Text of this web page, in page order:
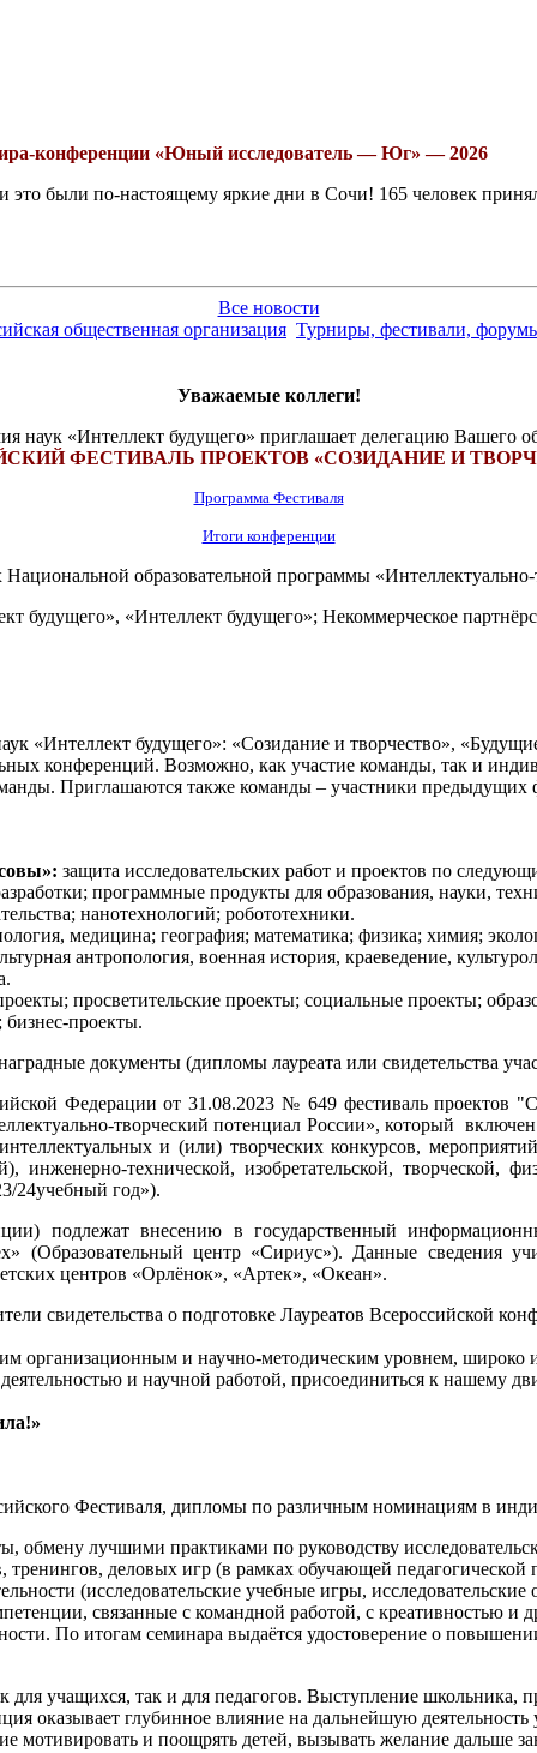
конференции «Юный исследователь — Юг» — 2026
были по-настоящему яркие дни в Сочи! 165 человек
Все новости
общественная организация Турниры, фестивали,
Уважаемые коллеги!
наук «Интеллект будущего» приглашает делегацию Вашего
ФЕСТИВАЛЬ ПРОЕКТОВ «СОЗИДАНИЕ И
Программа Фестиваля
Итоги конференции
образовательной программы
будущего», «Интеллект будущего»; Некоммерческое
«Интеллект будущего»: «Созидание и творчество»,
конференций. Возможно, как участие команды, так и
Приглашаются также команды – участники предыдущих
защита исследовательских работ и проектов по
программные продукты для образования, науки,
нанотехнологий; робототехники.
медицина; география; математика; физика; химия;
антропология, военная история, краеведение,
просветительские проекты; социальные проекты;
бизнес-проекты.
документы (дипломы лауреата или свидетельства
Федерации от 31.08.2023 № 649 фестиваль проектов "
творческий потенциал России», который
и (или) творческих конкурсов,
инженерно-технической, изобретательской, творческой,
24учебный год»).
подлежат внесению в государственный
(Образовательный центр «Сириус»). Данные сведения
центров «Орлёнок», «Артек», «Океан».
свидетельства о подготовке Лауреатов Всероссийской
и научно-методическим уровнем, широко
и научной работой, присоединиться к нашему
Фестиваля, дипломы по различным номинациям в
обмену лучшими практиками по руководству
деловых игр (в рамках обучающей
(исследовательские учебные игры,
связанные с командной работой, с креативностью и
По итогам семинара выдаётся удостоверение о
учащихся, так и для педагогов. Выступление школьника,
оказывает глубинное влияние на дальнейшую
и поощрять детей, вызывать желание дальше